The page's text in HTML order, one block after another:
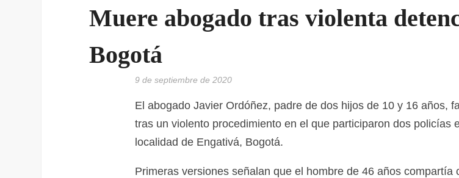
Muere abogado tras violenta
Bogotá
9 de septiembre de 2020
El abogado Javier Ordóñez, padre de dos hijos de 10 y 16 años,
tras un violento procedimiento en el que participaron dos policías
localidad de Engativá, Bogotá.
Primeras versiones señalan que el hombre de 46 años compartía